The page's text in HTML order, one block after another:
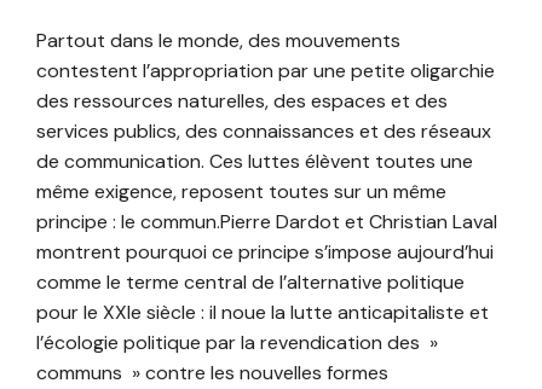
Partout dans le monde, des mouvements
contestent l’appropriation par une petite oligarchie
des ressources naturelles, des espaces et des
services publics, des connaissances et des réseaux
de communication. Ces luttes élèvent toutes une
même exigence, reposent toutes sur un même
principe : le commun.Pierre Dardot et Christian Laval
montrent pourquoi ce principe s’impose aujourd’hui
comme le terme central de l’alternative politique
pour le XXIe siècle : il noue la lutte anticapitaliste et
l’écologie politique par la revendication des »
communs » contre les nouvelles formes